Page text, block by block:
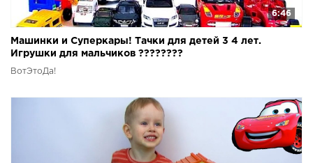
6:46
Машинки и Суперкары! Тачки для детей 3 4 лет.
Игрушки для мальчиков ????????
ВотЭтоДа!